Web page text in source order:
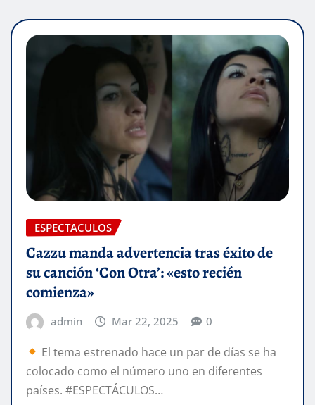
ESPECTACULOS
Cazzu manda advertencia tras éxito de
su canción ‘Con Otra’: «esto recién
comienza»
admin Mar 22, 2025 0
El tema estrenado hace un par de días se ha
colocado como el número uno en diferentes
países. #ESPECTÁCULOS…